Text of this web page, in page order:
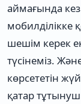
аймағында
мобилділікке
шешім керек
түсінеміз.
көрсететін
қатар